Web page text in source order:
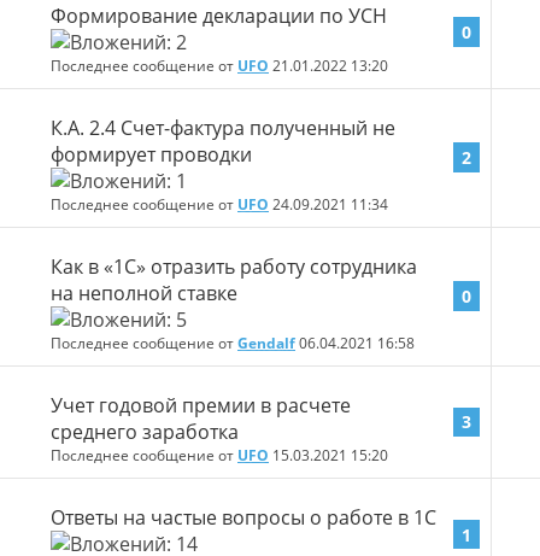
Формирование декларации по УСН
Последнее сообщение от UFO 21.01.2022 13:20
0
К.А. 2.4 Счет-фактура полученный не
формирует проводки
Последнее сообщение от UFO 24.09.2021 11:34
2
Как в «1С» отразить работу сотрудника
на неполной ставке
Последнее сообщение отGendalf06.04.2021 16:58
0
Учет годовой премии в расчете
среднего заработка
Последнее сообщение от UFO 15.03.2021 15:20
3
Ответы на частые вопросы о работе в 1С
1